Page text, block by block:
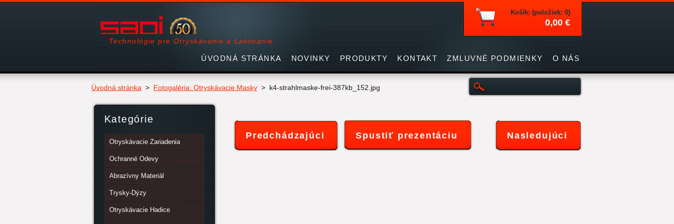
Technológie pre Otryskávanie a Lakovanie
Úvodná stránka > Fotogaléria: Otryskávacie Masky > k4-strahlmaske-frei-387kb_152.jpg
Predchádzajúci Spustiť prezentáciu Nasledujúci
Kategórie
Otryskávacie Zariadenia
Ochranné Odevy
Abrazívny Materiál
Trysky-Dýzy
Otryskávacie Hadice
ÚVODNÁ STRÁNKA NOVINKY PRODUKTY KONTAKT ZMLUVNÉ PODMIENKY O NÁS
Košík: (položiek: 0)
0,00 €